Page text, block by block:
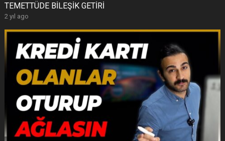
TEMETTÜDE BİLEŞİK GETİRİ
2 yıl ago